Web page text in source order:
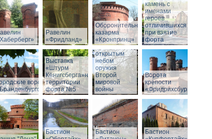
Равелин
«Фридланд»
Оборонительная
казарма
«Кронпринц»
камень с
именами
героев
отличившихся
при взятие
форта
ворота
Выставка
«Штурм
Кёнигсберга»на
территории
форта №5
Выставка под
открытым
небом
оружия
Второй
мировой
войны
Ворота
крепости
«Фридрихсбург»
Бастион
Бастион
Бастион